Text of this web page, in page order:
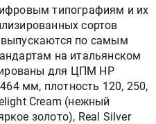
типографиям и их
сортов
по самым
на итальянском
для ЦПМ HP
мм, плотность 120, 250,
Cream (нежный
золото), Real Silver